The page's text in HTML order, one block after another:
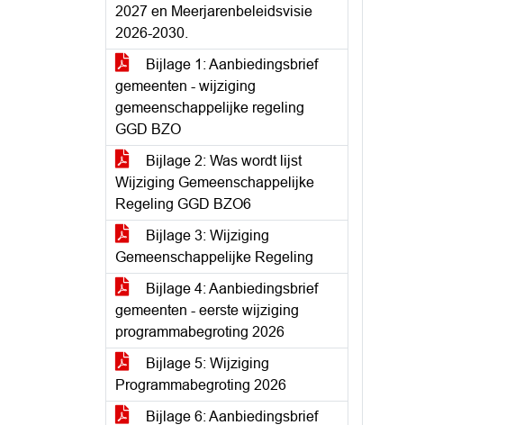
2027 en Meerjarenbeleidsvisie
2026-2030.
Bijlage 1: Aanbiedingsbrief
gemeenten - wijziging
gemeenschappelijke regeling
GGD BZO
Bijlage 2: Was wordt lijst
Wijziging Gemeenschappelijke
Regeling GGD BZO6
Bijlage 3: Wijziging
Gemeenschappelijke Regeling
Bijlage 4: Aanbiedingsbrief
gemeenten - eerste wijziging
programmabegroting 2026
Bijlage 5: Wijziging
Programmabegroting 2026
Bijlage 6: Aanbiedingsbrief